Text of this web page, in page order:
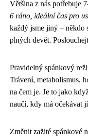
Většina z nás potřebuje
6 ráno, ideální čas pro
každý jsme jiný – někdo
plných devět.
Pravidelný spánkový
Trávení, metabolismus,
na čem je. Je to jako
naučí, kdy má očekávat
Změnit zažité spánkové